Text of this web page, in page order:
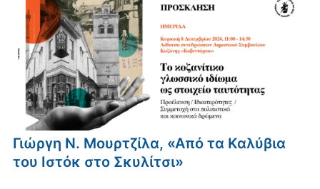
Γιώργη Ν. Μουρτζίλα, «Από τα Καλύβια
του Ιστόκ στο Σκυλίτσι»